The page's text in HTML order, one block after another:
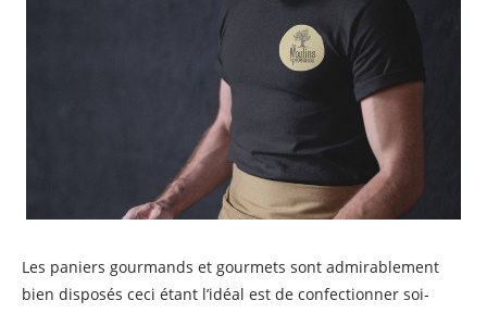
Les paniers gourmands et gourmets sont admirablement
bien disposés ceci étant l’idéal est de confectionner soi-